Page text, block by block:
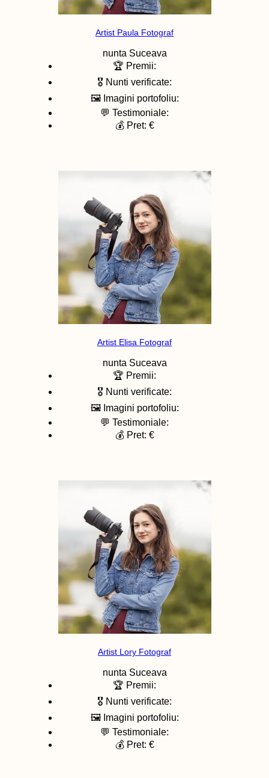
Artist Paula Fotograf
nunta Suceava
🏆 Premii:
🎖️ Nunti verificate:
🖼️ Imagini portofoliu:
💬 Testimoniale:
💰 Pret: €
Artist Elisa Fotograf
nunta Suceava
🏆 Premii:
🎖️ Nunti verificate:
🖼️ Imagini portofoliu:
💬 Testimoniale:
💰 Pret: €
Artist Lory Fotograf
nunta Suceava
🏆 Premii:
🎖️ Nunti verificate:
🖼️ Imagini portofoliu:
💬 Testimoniale:
💰 Pret: €